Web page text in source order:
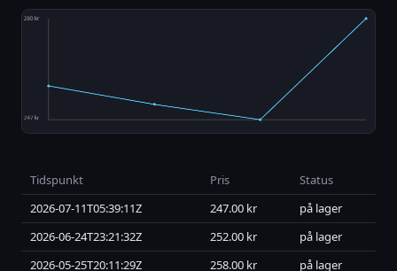
Tidspunkt Pris
Status
2026-07-11T05:39:11Z
247.00 kr
på lager
2026-06-24T23:21:32Z
252.00 kr
på lager
2026-05-25T20:11:29Z
258.00 kr på lager